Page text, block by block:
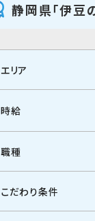
静岡県「伊豆
エリア
時給
職種
こだわり条件